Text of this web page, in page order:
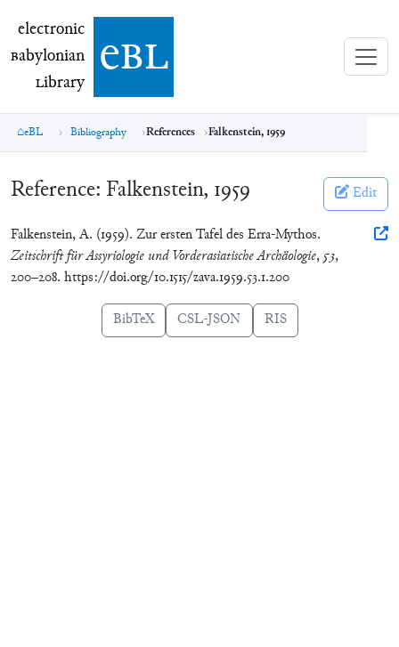
electronic Babylonian Library (eBL)
electronic
Babylonian
Library ebl
eBL Bibliography References Falkenstein, 1959
Reference: Falkenstein, 1959 Edit
Falkenstein, A. (1959). Zur ersten Tafel des Erra-Mythos.
Zeitschrift für Assyriologie und Vorderasiatische Archäologie, 53,
200–208. https://doi.org/10.1515/zava.1959.53.1.200
BibTeX CSL-JSON RIS